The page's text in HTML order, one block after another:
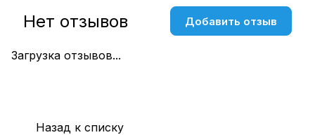
Загрузка отзывов...
Нет отзывов Добавить отзыв
Назад к списку